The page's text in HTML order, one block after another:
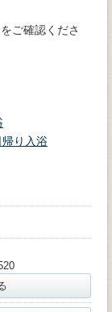
ご確認くださ
り入浴